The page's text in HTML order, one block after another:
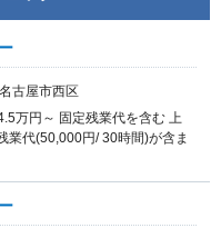
古屋市西区
万円～ 固定残業代を含む 上
業代(50,000円/ 30時間)が含ま